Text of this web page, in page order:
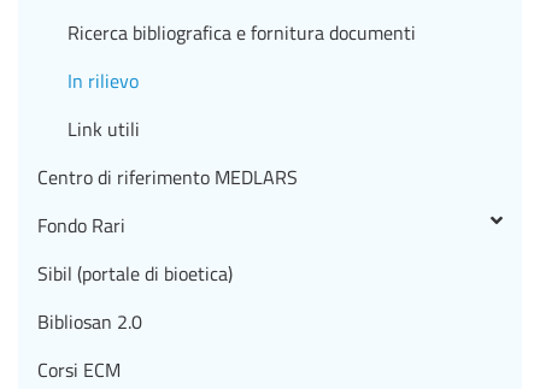
Ricerca bibliografica e fornitura documenti
In rilievo
Link utili
Centro di riferimento MEDLARS
Fondo Rari
Sibil (portale di bioetica)
Bibliosan 2.0
Corsi ECM